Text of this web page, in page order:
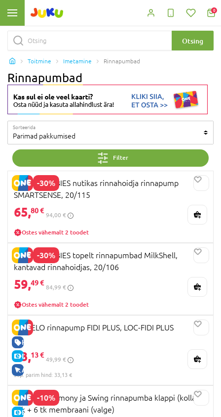
0
Otsing
Toitmine Imetamine Rinnapumbad
Rinnapumbad
Sorteerida
Parimad pakkumised
Filter
-30%
CANPOL BABIES nutikas rinnahoidja rinnapump
SMARTSENSE, 20/115
65,80 €
94,00 €
Ostes vähemalt 2 toodet
-30%
CANPOL BABIES topelt rinnapumbad MilkShell,
kantavad rinnahoidjas, 20/106
59,49 €
84,99 €
Ostes vähemalt 2 toodet
HEA HIND
E-HIND
AINULT VEEBIS
LIONELO rinnapump FIDI PLUS, LOC-FIDI PLUS
33,13 €
49,99 €
30p. parim hind: 33,13 €
-10%
E-HIND
MEDELA Harmony ja Swing rinnapumba klappi (kollane)
2tk + 6 tk membraani (valge)